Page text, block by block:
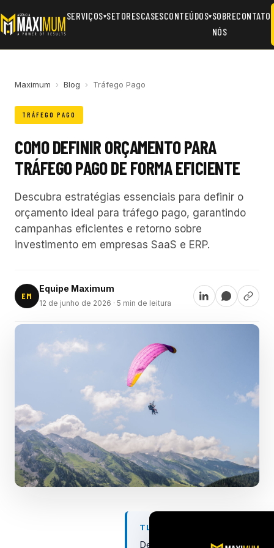
SERVIÇOS▾SETORESCASESCONTEÚDOS▾SOBRE
NÓS
CONTATO
Maximum › Blog › Tráfego Pago
TRÁFEGO PAGO
COMO DEFINIR ORÇAMENTO PARA
TRÁFEGO PAGO DE FORMA EFICIENTE
Descubra estratégias essenciais para definir o
orçamento ideal para tráfego pago, garantindo
campanhas eficientes e retorno sobre
investimento em empresas SaaS e ERP.
EM
Equipe Maximum
12 de junho de 2026 · 5 min de leitura
TL;DR
Definir